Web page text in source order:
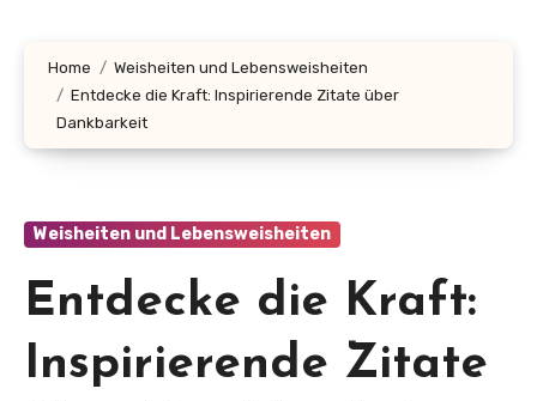
Home
Weisheiten und Lebensweisheiten
Entdecke die Kraft: Inspirierende Zitate über
Dankbarkeit
Weisheiten und Lebensweisheiten
Entdecke die Kraft:
Inspirierende Zitate